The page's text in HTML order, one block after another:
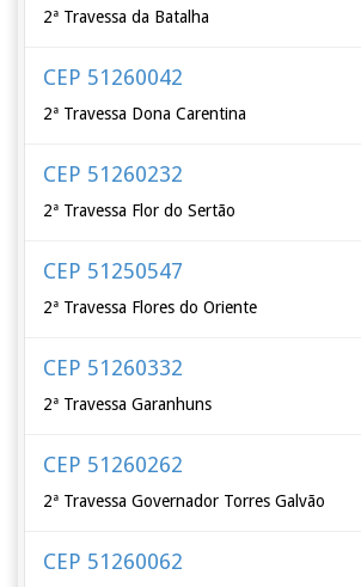
2ª Travessa da Batalha
CEP 51260042
2ª Travessa Dona Carentina
CEP 51260232
2ª Travessa Flor do Sertão
CEP 51250547
2ª Travessa Flores do Oriente
CEP 51260332
2ª Travessa Garanhuns
CEP 51260262
2ª Travessa Governador Torres Galvão
CEP 51260062